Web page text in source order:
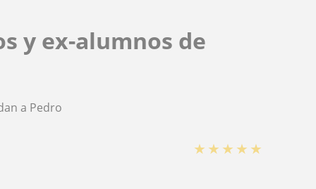
y ex-alumnos de
a Pedro
★ ★ ★ ★ ★